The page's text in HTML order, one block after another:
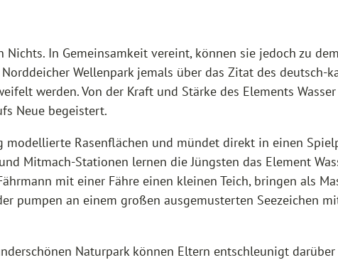
Nichts. In Gemeinsamkeit vereint, können sie jedoch zu
Wellenpark jemals über das Zitat des deutsch-
werden. Von der Kraft und Stärke des Elements
Neue begeistert.
Rasenflächen und mündet direkt in einen
Mitmach-Stationen lernen die Jüngsten das Element
mit einer Fähre einen kleinen Teich, bringen als
pumpen an einem großen ausgemusterten Seezeichen
Naturpark können Eltern entschleunigt